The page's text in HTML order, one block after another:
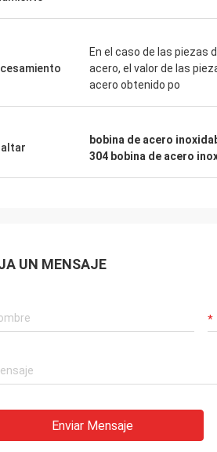
En el caso de las piezas
acero, el valor de las
acero obtenido po
bobina de acero
304 bobina de acero
UN MENSAJE
Enviar Mensaje